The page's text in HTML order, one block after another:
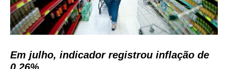
Em julho, indicador registrou inflação de